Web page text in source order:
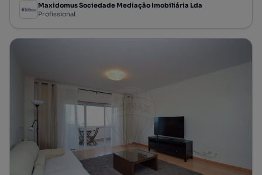
Maxidomus Sociedade Mediação Imobiliária Lda
Profissional